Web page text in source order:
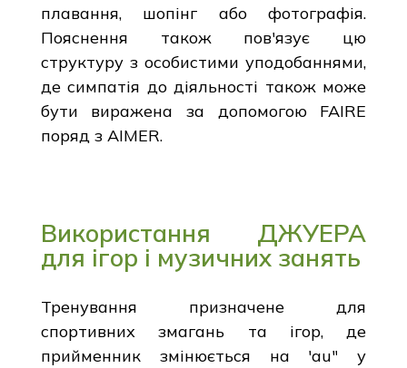
плавання, шопінг або фотографія.
Пояснення також пов'язує цю
структуру з особистими уподобаннями,
де симпатія до діяльності також може
бути виражена за допомогою FAIRE
поряд з AIMER.
Використання ДЖУЕРА
для ігор і музичних занять
Тренування призначене для
спортивних змагань та ігор, де
прийменник змінюється на 'au" у